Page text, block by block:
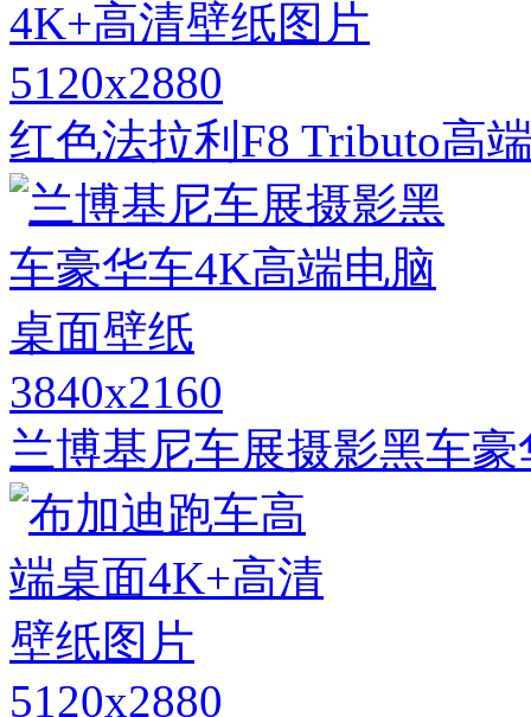
5120x2880
红色法拉利F8 Tributo高
3840x2160
兰博基尼车展摄影黑车
5120x2880